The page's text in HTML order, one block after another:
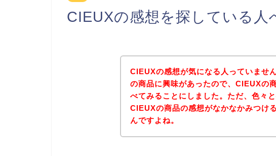
CIEUXの感想を探している人
CIEUXの感想が気になる人っていませ
の商品に興味があったので、CIEUXの
べてみることにしました。ただ、色々
CIEUXの商品の感想がなかなかみつけ
んですよね。